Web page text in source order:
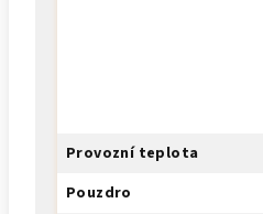
Provozní teplota
Pouzdro